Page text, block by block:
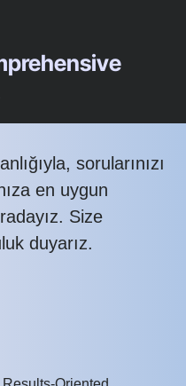
sorularınızı
en uygun
Size
duyarız.